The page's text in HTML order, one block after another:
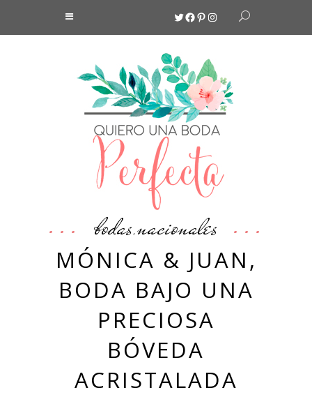
Twitter
Facebook
Pinterest
Instagram
bodas,nacionales
MÓNICA & JUAN,
BODA BAJO UNA
PRECIOSA
BÓVEDA
ACRISTALADA